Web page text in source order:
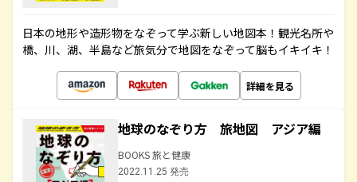
日本の地形や造形物をなぞって学ぶ新しい地図本！観光名所や
橋、川、湖、半島など旅気分で地図をなぞって脳もイキイキ！
詳細を見る
地球のなぞり方 旅地図 アジア編
BOOKS 旅と健康
2022.11.25 発売